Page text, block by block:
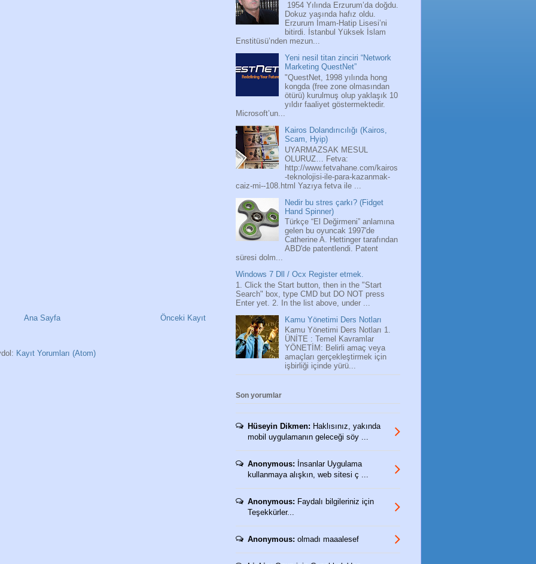
Önceki Kayıt
Ana Sayfa
Kayıt Yorumları (Atom)
1954 Yılında Erzurum’da doğdu.
Dokuz yaşında hafız oldu.
Erzurum İmam-Hatip Lisesi’ni
bitirdi. İstanbul Yüksek İslam
Enstitüsü’nden mezun...
Yeni nesil titan zinciri “Network
Marketing QuestNet”
"QuestNet, 1998 yılında hong
kongda (free zone olmasından
ötürü) kurulmuş olup yaklaşık 10
yıldır faaliyet göstermektedir.
Microsoft’un...
Kairos Dolandırıcılığı (Kairos,
Scam, Hyip)
UYARMAZSAK MESUL
OLURUZ… Fetva:
http://www.fetvahane.com/kairos
-teknolojisi-ile-para-kazanmak-
caiz-mi--108.html Yazıya fetva ile ...
Nedir bu stres çarkı? (Fidget
Hand Spinner)
Türkçe “El Değirmeni” anlamına
gelen bu oyuncak 1997'de
Catherine A. Hettinger tarafından
ABD'de patentlendi. Patent
süresi dolm...
Windows 7 Dll / Ocx Register etmek.
1. Click the Start button, then in the "Start
Search" box, type CMD but DO NOT press
Enter yet. 2. In the list above, under ...
Kamu Yönetimi Ders Notları
Kamu Yönetimi Ders Notları 1.
ÜNİTE : Temel Kavramlar
YÖNETİM: Belirli amaç veya
amaçları gerçekleştirmek için
işbirliği içinde yürü...
Son yorumlar
Hüseyin Dikmen: Haklısınız, yakında
mobil uygulamanın geleceği söy ...
Anonymous: İnsanlar Uygulama
kullanmaya alışkın, web sitesi ç ...
Anonymous: Faydalı bilgileriniz için
Teşekkürler...
Anonymous: olmadı maaalesef